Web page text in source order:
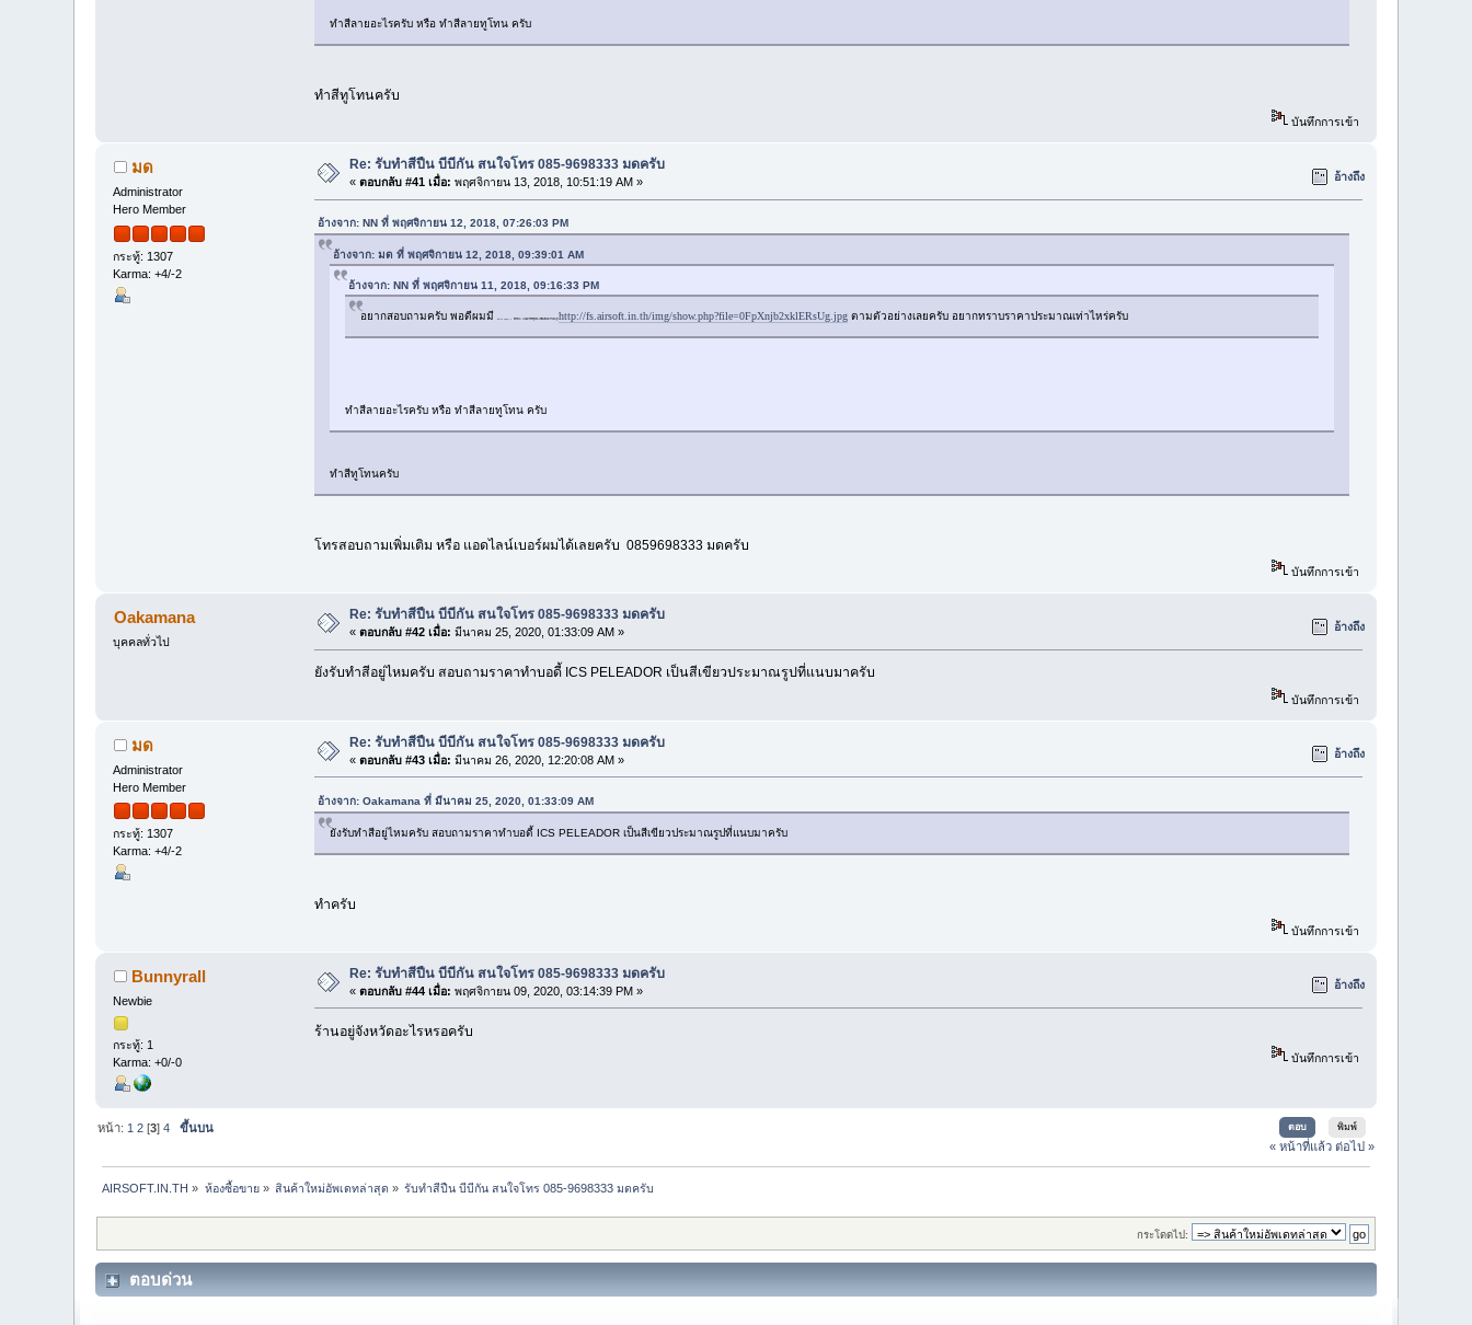
ทำสีลายอะไรครับ หรือ ทำสีลายทูโทน ครับ
ทำสีทูโทนครับ
บันทึกการเข้า
มด
Administrator
Hero Member
กระทู้: 1307
Karma: +4/-2
Re: รับทำสีปืน บีบีกัน สนใจโทร 085-9698333 มดครับ
«ตอบกลับ #41 เมื่อ: พฤศจิกายน 13, 2018, 10:51:19 AM » อ้างถึง
อ้างจาก: NN ที่ พฤศจิกายน 12, 2018, 07:26:03 PM
อ้างจาก: มด ที่ พฤศจิกายน 12, 2018, 09:39:01 AM
อ้างจาก: NN ที่ พฤศจิกายน 11, 2018, 09:16:33 PM
อยากสอบถามครับ พอดีผมมี http://fs.airsoft.in.th/img/show.php?file=0FpXnjb2xklERsUg.jpgตามตัวอย่างเลยครับ อยากทราบราคาประมาณเท่าไหร่ครับ
ทำสีลายอะไรครับ หรือ ทำสีลายทูโทน ครับ
ทำสีทูโทนครับ
โทรสอบถามเพิ่มเติม หรือ แอดไลน์เบอร์ผมได้เลยครับ 0859698333 มดครับ
บันทึกการเข้า
Oakamana
บุคคลทั่วไป
Re: รับทำสีปืน บีบีกัน สนใจโทร 085-9698333 มดครับ
«ตอบกลับ #42 เมื่อ: มีนาคม 25, 2020, 01:33:09 AM » อ้างถึง
ยังรับทำสีอยู่ไหมครับ สอบถามราคาทำบอดี้ ICS PELEADOR เป็นสีเขียวประมาณรูปที่แนบมาครับ
บันทึกการเข้า
มด
Administrator
Hero Member
กระทู้: 1307
Karma: +4/-2
Re: รับทำสีปืน บีบีกัน สนใจโทร 085-9698333 มดครับ
«ตอบกลับ #43 เมื่อ: มีนาคม 26, 2020, 12:20:08 AM » อ้างถึง
อ้างจาก: Oakamana ที่ มีนาคม 25, 2020, 01:33:09 AM
ยังรับทำสีอยู่ไหมครับ สอบถามราคาทำบอดี้ ICS PELEADOR เป็นสีเขียวประมาณรูปที่แนบมาครับ
ืทำครับ
บันทึกการเข้า
Bunnyrall
Newbie
กระทู้: 1
Karma: +0/-0
Re: รับทำสีปืน บีบีกัน สนใจโทร 085-9698333 มดครับ
«ตอบกลับ #44 เมื่อ: พฤศจิกายน 09, 2020, 03:14:39 PM » อ้างถึง
ร้านอยู่จังหวัดอะไรหรอครับ
บันทึกการเข้า
ตอบ พิมพ์
หน้า: 1 2 [3]4
ขึ้นบน
« หน้าที่แล้ว ต่อไป »
AIRSOFT.IN.TH » ห้องซื้อขาย» สินค้าใหม่อัพเดทล่าสุด » รับทำสีปืน บีบีกัน สนใจโทร 085-9698333 มดครับ
กระโดดไป:
ตอบด่วน